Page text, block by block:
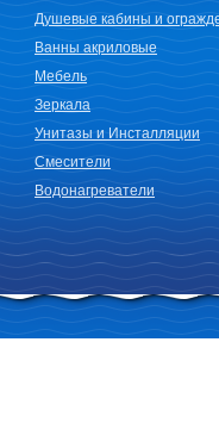
Душевые кабины и
Ванны акриловые
Мебель
Зеркала
Унитазы и Инсталляции
Смесители
Водонагреватели